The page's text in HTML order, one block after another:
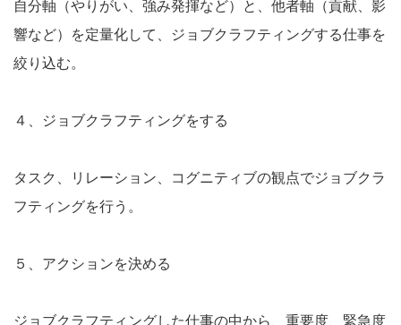
自分軸（やりがい、強み発揮など）と、他者軸（貢献、影
響など）を定量化して、ジョブクラフティングする仕事を
絞り込む。
４、ジョブクラフティングをする
タスク、リレーション、コグニティブの観点でジョブクラ
フティングを行う。
５、アクションを決める
ジョブクラフティングした仕事の中から、重要度、緊急度